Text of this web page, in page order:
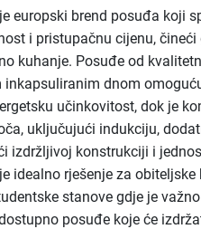
europski brend posuđa koji
i pristupačnu cijenu,
kuhanje. Posuđe od
inkapsuliranim dnom
učinkovitost, dok je
uključujući indukciju,
izdržljivoj konstrukciji i
idealno rješenje za
stanove gdje je
posuđe koje će